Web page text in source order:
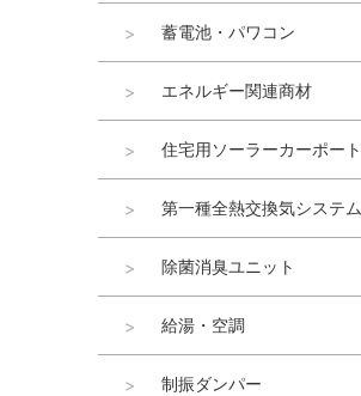
蓄電池・パワコン
エネルギー関連商材
住宅用ソーラーカーポート
第一種全熱交換気システム
除菌消臭ユニット
給湯・空調
制振ダンパー